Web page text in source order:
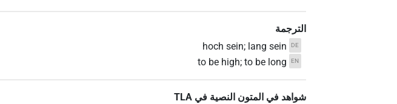
الترجمة
DE
hoch sein; lang sein
EN
to be high; to be long
شواهد في المتون النصية في ‏TLA